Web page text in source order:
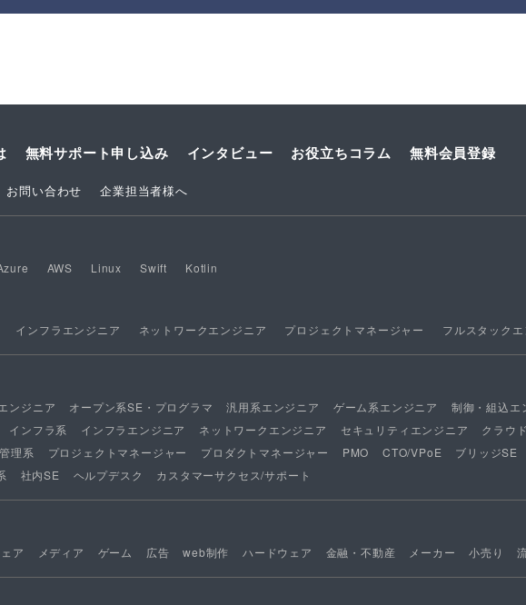
無料サポート申し込み インタビュー お役立ちコラム 無料会員登録
お問い合わせ 企業担当者様へ
AWS Linux Swift Kotlin
インフラエンジニア ネットワークエンジニア プロジェクトマネージャー フルスタック
ンジニア オープン系SE・プログラマ 汎用系エンジニア ゲーム系エンジニア 制御・組込エ
インフラ系 インフラエンジニア ネットワークエンジニア セキュリティエンジニア クラウ
管理系 プロジェクトマネージャー プロダクトマネージャー PMO CTO/VPoE ブリッジSE
社内SE ヘルプデスク カスタマーサクセス/サポート
ア メディア ゲーム 広告 web制作 ハードウェア 金融・不動産 メーカー 小売り